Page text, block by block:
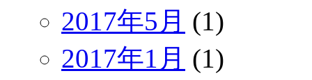
2017年5月 (1)
2017年1月 (1)